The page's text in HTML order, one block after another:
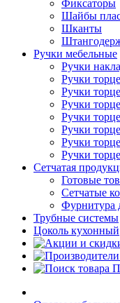
Фиксаторы
Шайбы
Шканты
Ручки мебельные
Ручки
Ручки
Ручки
Ручки
Ручки
Ручки
Ручки
Ручки
Сетчатая
Готовые
Сетчатые
Фурнитура
Трубные системы
Цоколь кухонный